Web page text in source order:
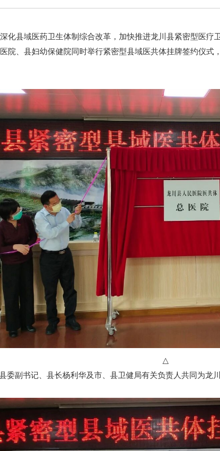
化县域医药卫生体制综合改革，加快推进龙川县紧密型医疗
院、县妇幼保健院同时举行紧密型县域医共体挂牌签约仪式
△
委副书记、县长杨利华及市、县卫健局有关负责人共同为龙